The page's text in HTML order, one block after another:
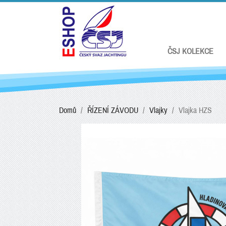
ČSJ KOLEKCE
Domů ŘÍZENÍ ZÁVODU Vlajky Vlajka HZS